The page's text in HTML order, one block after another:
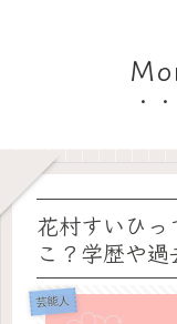
花村すいひ
こ？学歴や
芸能人